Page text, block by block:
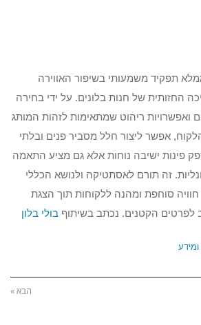
תפקיד משמעותי בשיפור האווירה
החזותית של חנות בלונים. על ידי בחירה
ואפשרויות ריהוט שמתאימות לזהות המותג
אפשר ליצור חלל מסביר פנים ובלתי
פינות ישיבה נוחות אלא גם מציע התאמה
זה תורם לאסתטיקה ולנושא הכללי
חוויה סוחפת ומהנה ללקוחות תוך הצגת
לפרטים הקטנים. נכתב בשיתוף בולי בלון
הבא »